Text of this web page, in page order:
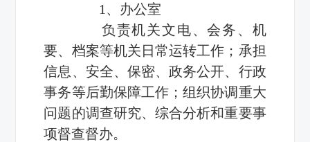
1、办公室
负责机关文电、会务、机
要、档案等机关日常运转工作；承担
信息、安全、保密、政务公开、行政
事务等后勤保障工作；组织协调重大
问题的调查研究、综合分析和重要事
项督查督办。